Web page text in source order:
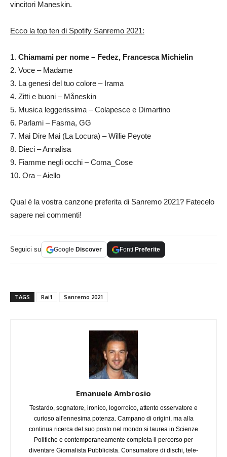
vincitori Maneskin.
Ecco la top ten di Spotify Sanremo 2021:
1. Chiamami per nome – Fedez, Francesca Michielin
2. Voce – Madame
3. La genesi del tuo colore – Irama
4. Zitti e buoni – Måneskin
5. Musica leggerissima – Colapesce e Dimartino
6. Parlami – Fasma, GG
7. Mai Dire Mai (La Locura) – Willie Peyote
8. Dieci – Annalisa
9. Fiamme negli occhi – Coma_Cose
10. Ora – Aiello
Qual è la vostra canzone preferita di Sanremo 2021? Fatecelo
sapere nei commenti!
Seguici su Google Discover Fonti Preferite
TAGS Rai1 Sanremo 2021
Emanuele Ambrosio
Testardo, sognatore, ironico, logorroico, attento osservatore e
curioso all'ennesima potenza. Campano di origini, ma alla
continua ricerca del suo posto nel mondo si laurea in Scienze
Politiche e contemporaneamente completa il percorso per
diventare Giornalista Pubblicista. Consumatore di dischi, tele-